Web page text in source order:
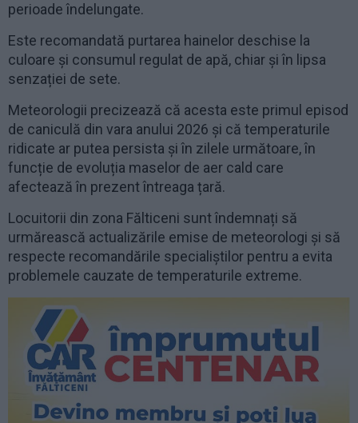
perioade îndelungate.
Este recomandată purtarea hainelor deschise la
culoare și consumul regulat de apă, chiar și în lipsa
senzației de sete.
Meteorologii precizează că acesta este primul episod
de caniculă din vara anului 2026 și că temperaturile
ridicate ar putea persista și în zilele următoare, în
funcție de evoluția maselor de aer cald care
afectează în prezent întreaga țară.
Locuitorii din zona Fălticeni sunt îndemnați să
urmărească actualizările emise de meteorologi și să
respecte recomandările specialiștilor pentru a evita
problemele cauzate de temperaturile extreme.